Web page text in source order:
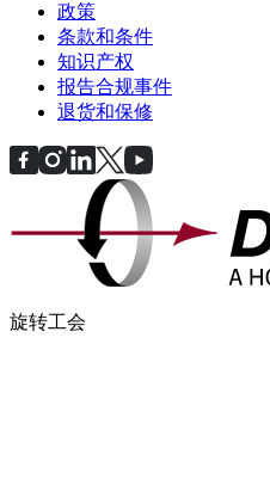
政策
条款和条件
知识产权
报告合规事件
退货和保修
旋转工会